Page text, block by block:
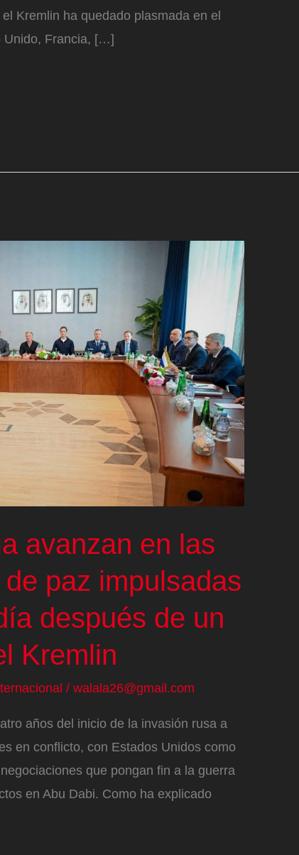
Kremlin ha quedado plasmada en el
Unido, Francia, […]
avanzan en las
paz impulsadas
después de un
Kremlin
/ walala26@gmail.com
años del inicio de la invasión rusa a
en conflicto, con Estados Unidos como
que pongan fin a la guerra
en Abu Dabi. Como ha explicado